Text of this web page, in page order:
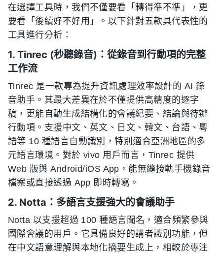
在選擇工具時，我們不僅要看「轉得準不準」，更
要看「後續好不好用」。以下針對五款具代表性的
工具進行分析：
1. Tinrec (秒聽錄音)：從錄音到行動項的完整
工作流
Tinrec 是一款專為提升資訊處理效率設計的 AI 錄
音助手。其最大差異在於不僅提供高精度的逐字
稿，更能自動生成結構化的會議紀要、結論與待辦
行動項。支援中文、英文、日文、韓文、台語、粵
語等 10 種語言自動識別，特別適合亞洲地區的多
元語言環境。對於 vivo 用戶而言，Tinrec 提供
Web 版與 Android/iOS App，能無縫接軌手機錄音
檔案或直接透過 App 即時轉寫。
2. Notta：多語言支援強大的會議助手
Notta 以支援超過 100 種語言聞名，適合頻繁參與
國際會議的用戶。它具備良好的講者識別功能，但
在中文語意理解與本地化摘要生成上，相較於專注